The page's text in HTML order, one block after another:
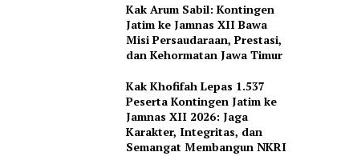
Kak Arum Sabil: Kontingen
Jatim ke Jamnas XII Bawa
Misi Persaudaraan, Prestasi,
dan Kehormatan Jawa Timur
Kak Khofifah Lepas 1.537
Peserta Kontingen Jatim ke
Jamnas XII 2026: Jaga
Karakter, Integritas, dan
Semangat Membangun NKRI